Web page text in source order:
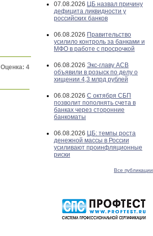
Оценка: 4
07.08.2026 ЦБ назвал причину
дефицита ликвидности у
российских банков
06.08.2026 Правительство
усилило контроль за банками и
МФО в работе с просрочкой
06.08.2026 Экс-главу АСВ
объявили в розыск по делу о
хищении 4,3 млрд рублей
06.08.2026 С октября СБП
позволит пополнять счета в
банках через сторонние
банкоматы
06.08.2026 ЦБ: темпы роста
денежной массы в России
усиливают проинфляционные
риски
Все публикации